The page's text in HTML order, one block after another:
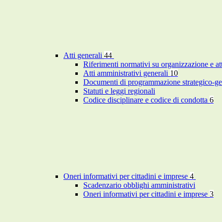
Atti generali 44
Riferimenti normativi su organizzazione e
Atti amministrativi generali 10
Documenti di programmazione strategico-
Statuti e leggi regionali
Codice disciplinare e codice di condotta 6
Oneri informativi per cittadini e imprese 4
Scadenzario obblighi amministrativi
Oneri informativi per cittadini e imprese 3